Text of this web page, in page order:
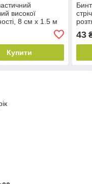
високої
8 см х 1.5 м
Купити
43